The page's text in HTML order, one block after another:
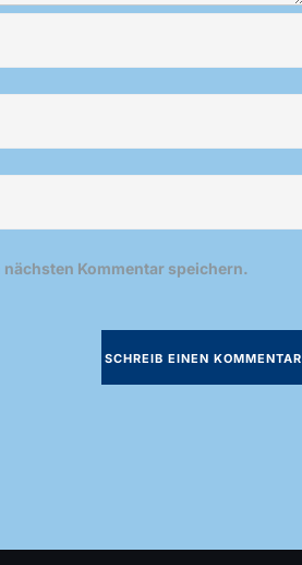
Kommentar speichern.